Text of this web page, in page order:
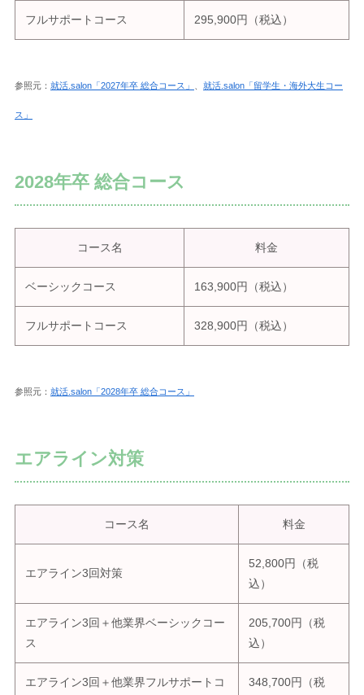
フルサポートコース 295,900円（税込）
参照元： 就活.salon「2027年卒 総合コース」 就活.salon「留学生・海外大生コー
ス」
2028年卒 総合コース
コース名 料金
ベーシックコース 163,900円（税込）
フルサポートコース 328,900円（税込）
参照元： 就活.salon「2028年卒 総合コース」
エアライン対策
コース名 料金
エアライン3回対策
52,800円（税
込）
エアライン3回＋他業界ベーシックコー
ス
205,700円（税
込）
エアライン3回＋他業界フルサポートコ
348,700円（税